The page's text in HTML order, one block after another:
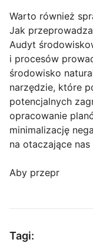
Warto również
Jak
Audyt
i procesów
środowisko
narzędzie, które
potencjalnych
opracowanie
minimalizację
na otaczające
Aby przepr
Tagi: